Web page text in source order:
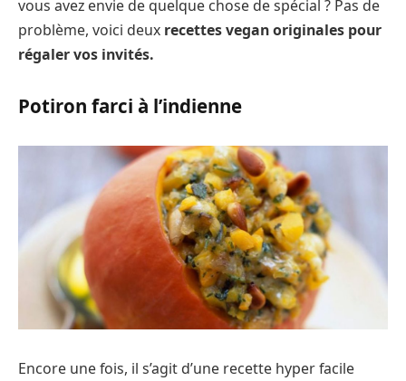
vous avez envie de quelque chose de spécial ? Pas de
problème, voici deux recettes vegan originales pour
régaler vos invités.
Potiron farci à l’indienne
Encore une fois, il s’agit d’une recette hyper facile